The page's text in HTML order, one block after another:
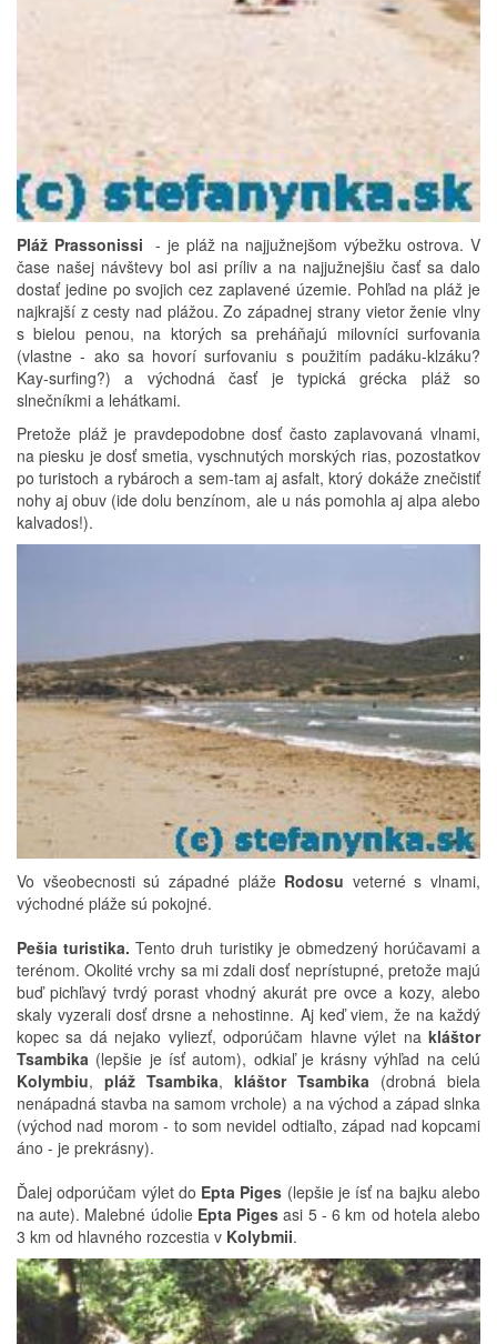
Pláž Prassonissi - je pláž na najjužnejšom výbežku ostrova. V
čase našej návštevy bol asi príliv a na najjužnejšiu časť sa dalo
dostať jedine po svojich cez zaplavené územie. Pohľad na pláž je
najkrajší z cesty nad plážou. Zo západnej strany vietor ženie vlny
s bielou penou, na ktorých sa preháňajú milovníci surfovania
(vlastne - ako sa hovorí surfovaniu s použitím padáku-klzáku?
Kay-surfing?) a východná časť je typická grécka pláž so
slnečníkmi a lehátkami.
Pretože pláž je pravdepodobne dosť často zaplavovaná vlnami,
na piesku je dosť smetia, vyschnutých morských rias, pozostatkov
po turistoch a rybároch a sem-tam aj asfalt, ktorý dokáže znečistiť
nohy aj obuv (ide dolu benzínom, ale u nás pomohla aj alpa alebo
kalvados!).
Vo všeobecnosti sú západné pláže Rodosu veterné s vlnami,
východné pláže sú pokojné.
Pešia turistika. Tento druh turistiky je obmedzený horúčavami a
terénom. Okolité vrchy sa mi zdali dosť neprístupné, pretože majú
buď pichľavý tvrdý porast vhodný akurát pre ovce a kozy, alebo
skaly vyzerali dosť drsne a nehostinne. Aj keď viem, že na každý
kopec sa dá nejako vyliezť, odporúčam hlavne výlet na kláštor
Tsambika (lepšie je ísť autom), odkiaľ je krásny výhľad na celú
Kolymbiu, pláž Tsambika, kláštor Tsambika (drobná biela
nenápadná stavba na samom vrchole) a na východ a západ slnka
(východ nad morom - to som nevidel odtiaľto, západ nad kopcami
áno - je prekrásny).
Ďalej odporúčam výlet do Epta Piges (lepšie je ísť na bajku alebo
na aute). Malebné údolie Epta Piges asi 5 - 6 km od hotela alebo
3 km od hlavného rozcestia v Kolybmii.